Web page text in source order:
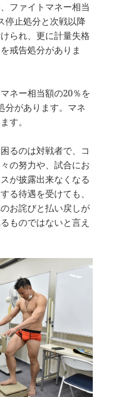
ファイトマネー相当
停止処分と次戦以降
られ、更に計量失格
戒告処分がありま
ネー相当額の20％を
分があります。マネ
す。
るのは対戦者で、コ
の努力や、試合にお
が披露出来なくなる
る待遇を受けても、
お詫びと払い戻しが
ものではないと言え